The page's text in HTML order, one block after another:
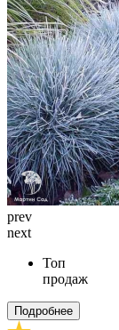
prev
next
Топ
продаж
Подробнее